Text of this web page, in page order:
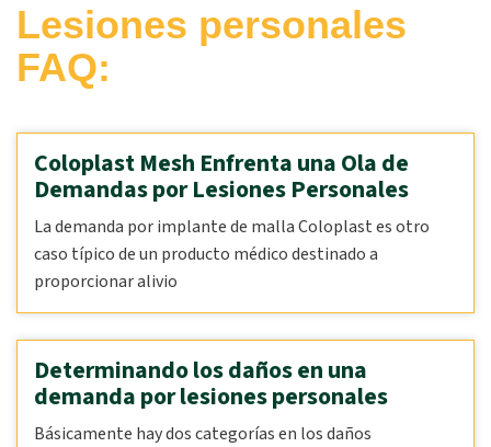
Lesiones personales
FAQ:
Coloplast Mesh Enfrenta una Ola de
Demandas por Lesiones Personales
La demanda por implante de malla Coloplast es otro
caso típico de un producto médico destinado a
proporcionar alivio
Determinando los daños en una
demanda por lesiones personales
Básicamente hay dos categorías en los daños